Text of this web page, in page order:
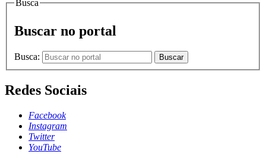
Busca
Buscar no portal
Busca: Buscar
Redes Sociais
Facebook
Instagram
Twitter
YouTube